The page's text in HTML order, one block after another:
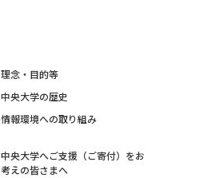
理念・目的等
中央大学の歴史
情報環境への取り組み
中央大学へご支援（ご寄付）をお
考えの皆さまへ